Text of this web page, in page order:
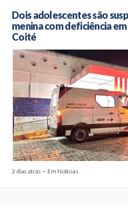
Dois adolescentes são
menina com deficiência
Coité
2 dias atrás — Em Notícias